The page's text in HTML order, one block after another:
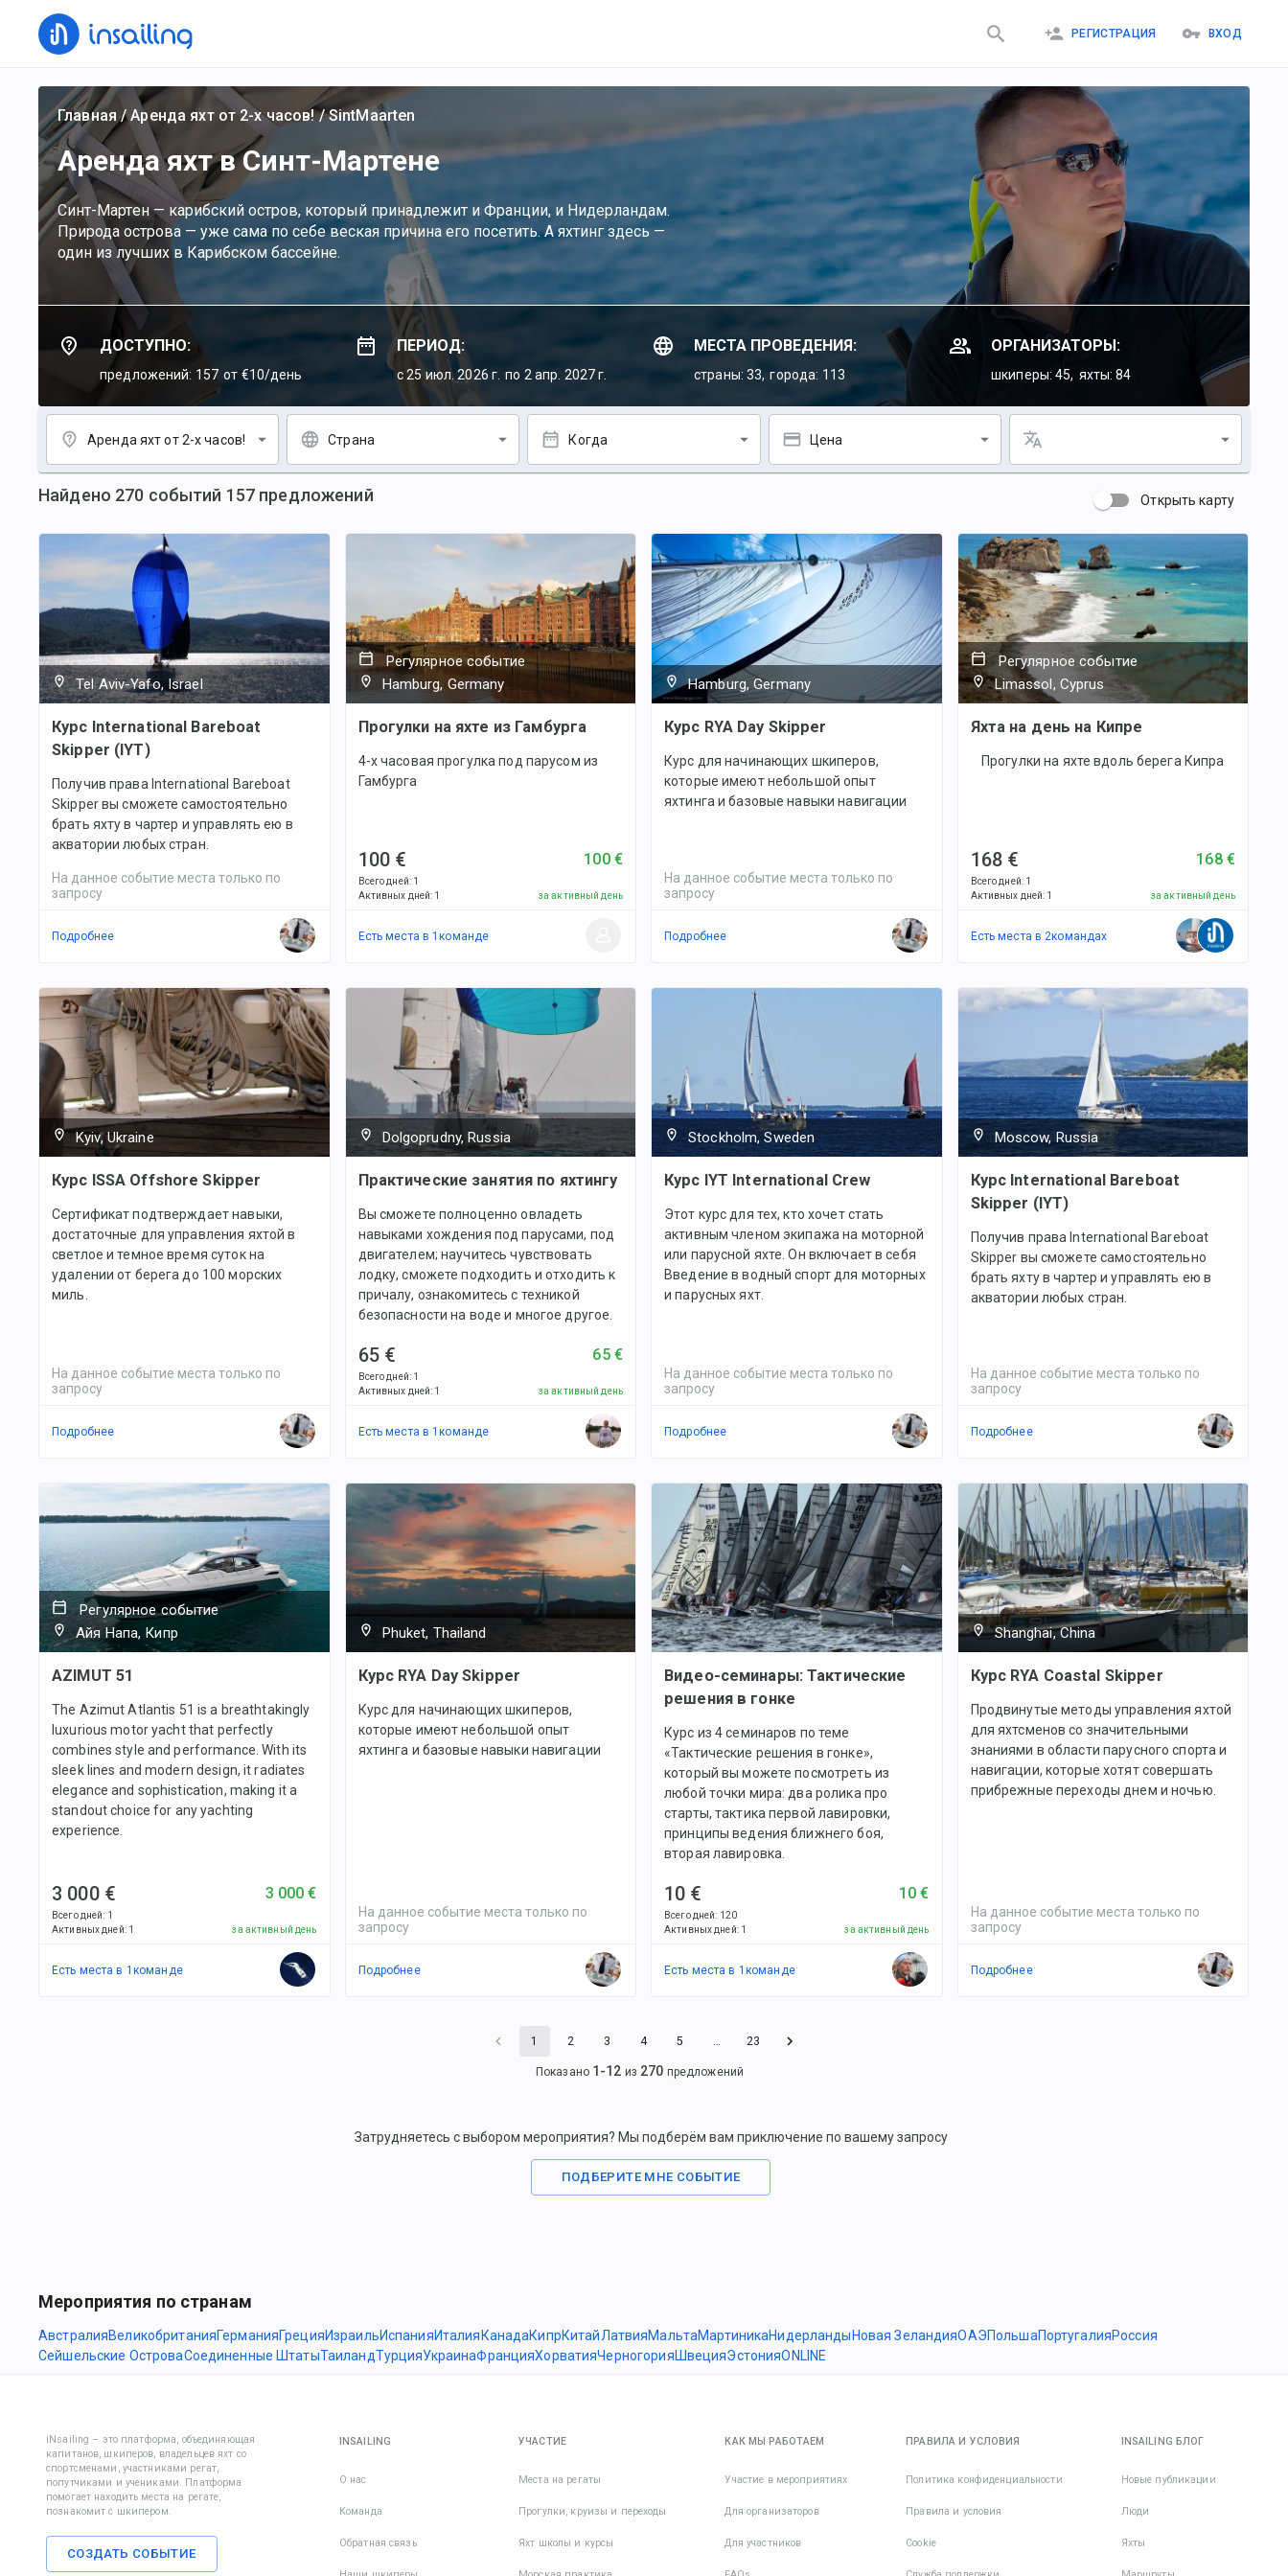
РЕГИСТРАЦИЯ ВХОД
Главная/Аренда яхт от 2-х часов!/SintMaarten
Аренда яхт в Синт-Мартене
Синт-Мартeн — карибский остров, который принадлежит и Франции, и Нидерландам.
Природа острова — уже сама по себе веская причина его посетить. А яхтинг здесь —
один из лучших в Карибском бассейне.
ДОСТУПНО:
предложений: 157 от €10/день
ПЕРИОД:
c 25 июл. 2026 г. по 2 апр. 2027 г.
МЕСТА ПРОВЕДЕНИЯ:
страны: 33, города: 113
ОРГАНИЗАТОРЫ:
шкиперы: 45, яхты: 84
Аренда яхт от 2-х часов! Страна Когда Цена
Найдено 270 событий 157 предложений Открыть карту
Tel Aviv-Yafo, Israel
Курс International Bareboat
Skipper (IYT)
Получив права International Bareboat
Skipper вы сможете самостоятельно
брать яхту в чартер и управлять ею в
акватории любых стран.
На данное событие места только по
запросу
Подробнее
Регулярное событие
Hamburg, Germany
Прогулки на яхте из Гамбурга
4-х часовая прогулка под парусом из
Гамбурга
100 €
Всего дней: 1
Активных дней: 1
100 €
за активный день
Есть места в 1командe
Hamburg, Germany
Курс RYA Day Skipper
Курс для начинающих шкиперов,
которые имеют небольшой опыт
яхтинга и базовые навыки навигации
На данное событие места только по
запросу
Подробнее
Регулярное событие
Limassol, Cyprus
Яхта на день на Кипре
Прогулки на яхте вдоль берега Кипра
168 €
Всего дней: 1
Активных дней: 1
168 €
за активный день
Есть места в 2командах
Kyiv, Ukraine
Курс ISSA Offshore Skipper
Сертификат подтверждает навыки,
достаточные для управления яхтой в
светлое и темное время суток на
удалении от берега до 100 морских
миль.
На данное событие места только по
запросу
Подробнее
Dolgoprudny, Russia
Практические занятия по яхтингу
Вы сможете полноценно овладеть
навыками хождения под парусами, под
двигателем; научитесь чувствовать
лодку, сможете подходить и отходить к
причалу, ознакомитесь с техникой
безопасности на воде и многое другое.
65 €
Всего дней: 1
Активных дней: 1
65 €
за активный день
Есть места в 1командe
Stockholm, Sweden
Курс IYT International Crew
Этот курс для тех, кто хочет стать
активным членом экипажа на моторной
или парусной яхте. Он включает в себя
Введение в водный спорт для моторных
и парусных яхт.
На данное событие места только по
запросу
Подробнее
Moscow, Russia
Курс International Bareboat
Skipper (IYT)
Получив права International Bareboat
Skipper вы сможете самостоятельно
брать яхту в чартер и управлять ею в
акватории любых стран.
На данное событие места только по
запросу
Подробнее
Регулярное событие
Айя Напа, Кипр
AZIMUT 51
The Azimut Atlantis 51 is a breathtakingly
luxurious motor yacht that perfectly
combines style and performance. With its
sleek lines and modern design, it radiates
elegance and sophistication, making it a
standout choice for any yachting
experience.
3 000 €
Всего дней: 1
Активных дней: 1
3 000 €
за активный день
Есть места в 1 командe
Phuket, Thailand
Курс RYA Day Skipper
Курс для начинающих шкиперов,
которые имеют небольшой опыт
яхтинга и базовые навыки навигации
На данное событие места только по
запросу
Подробнее
Видео-семинары: Тактические
решения в гонке
Курс из 4 семинаров по теме
«Тактические решения в гонке»,
который вы можете посмотреть из
любой точки мира: два ролика про
старты, тактика первой лавировки,
принципы ведения ближнего боя,
вторая лавировка.
10 €
Всего дней: 120
Активных дней: 1
10 €
за активный день
Есть места в 1 командe
Shanghai, China
Курс RYA Coastal Skipper
Продвинутые методы управления яхтой
для яхтсменов со значительными
знаниями в области парусного спорта и
навигации, которые хотят совершать
прибрежные переходы днем и ночью.
На данное событие места только по
запросу
Подробнее
1 2 3 4 5 23
Показано 1 -12 из 270 предложений
Затрудняетесь с выбором мероприятия? Мы подберём вам приключение по вашему запросу
ПОДБЕРИТЕ МНЕ СОБЫТИЕ
Мероприятия по странам
АвстралияВеликобританияГерманияГрецияИзраильИспанияИталия КанадаКипрКитайЛатвияМальтаМартиникаНидерланды Новая ЗеландияОАЭПольшаПортугалияРоссия
Сейшельские ОстроваСоединенные ШтатыТаиландТурцияУкраинаФранцияХорватияЧерногорияШвецияЭстонияONLINE
iNsailing – это платформа, объединяющая
капитанов, шкиперов, владельцев яхт со
спортсменами, участниками регат,
попутчиками и учениками. Платформа
помогает находить места на регате,
познакомит с шкипером.
СОЗДАТЬ СОБЫТИЕ
INSAILING
О нас
Команда
Обратная связь
УЧАСТИЕ
Места на регаты
Прогулки, круизы и переходы
Яхт школы и курсы
КАК МЫ РАБОТАЕМ
Участие в мероприятиях
Для организаторов
Для участников
ПРАВИЛА И УСЛОВИЯ
Политика конфиденциальности
Правила и условия
Cookie
INSAILING БЛОГ
Новые публикации
Люди
Яхты